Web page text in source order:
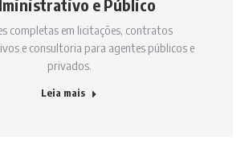
e Público
completas em licitações, contratos
e consultoria para agentes públicos e
privados.
Leia mais